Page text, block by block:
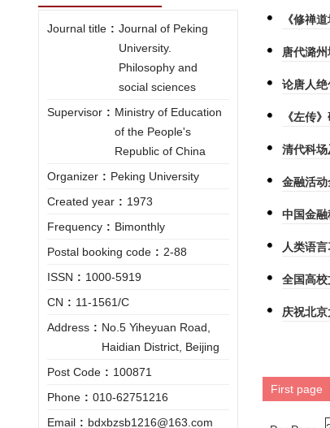
Journal title : Journal of Peking
University.
Philosophy and
social sciences
Supervisor : Ministry of Education
of the People's
Republic of China
Organizer : Peking University
Created year : 1973
Frequency : Bimonthly
Postal booking code : 2-88
ISSN : 1000-5919
CN : 11-1561/C
Address : No.5 Yiheyuan Road,
Haidian District, Beijing
Post Code : 100871
Phone : 010-62751216
Email : bdxbzsb1216@163.com
《修禅
唐代潞
论唐人
《左传
清代科
金融活
中国金
人类语
全国高
庆祝北
First page